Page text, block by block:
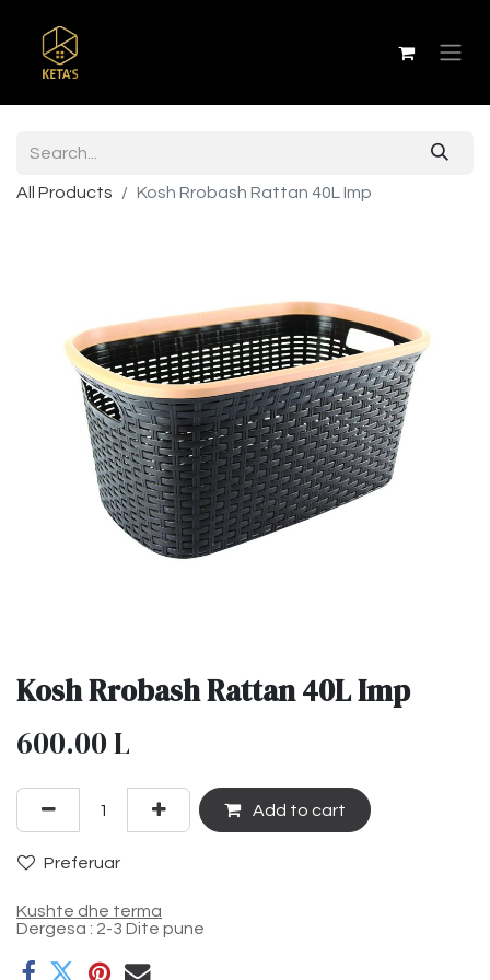
All Products Kosh Rrobash Rattan 40L Imp
Kosh Rrobash Rattan 40L Imp
600.00L
Add to cart
Preferuar
Kushte dhe terma
Dergesa : 2-3 Dite pune